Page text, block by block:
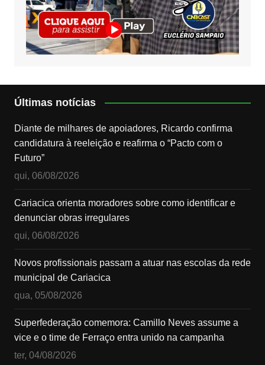
Últimas notícias
Diante de milhares de apoiadores, Ricardo confirma
candidatura à reeleição e reafirma o “Pacto com o
Futuro”
qui, 06/08/2026
Cariacica orienta moradores sobre como identificar e
denunciar obras irregulares
qui, 06/08/2026
Novos profissionais passam a atuar nas escolas da rede
municipal de Cariacica
qua, 05/08/2026
Superfederação comemora: Camillo Neves assume a
vice e o time de Ferraço entra unido na campanha
ter, 04/08/2026